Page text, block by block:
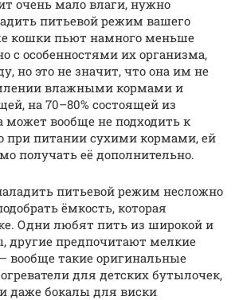
очень мало влаги, нужно
питьевой режим вашего
кошки пьют намного меньше
с особенностями их организма,
но это не значит, что она им не
влажными кормами и
на 70–80% состоящей из
может вообще не подходить к
при питании сухими кормами, ей
получать её дополнительно.
питьевой режим несложно
ёмкость, которая
Одни любят пить из широкой и
другие предпочитают мелкие
вообще такие оригинальные
для детских бутылочек,
даже бокалы для виски